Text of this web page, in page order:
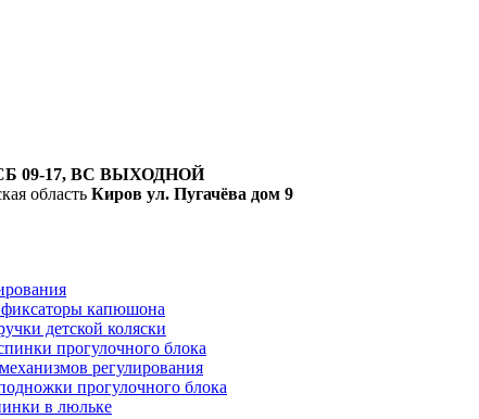
09-17, ВС ВЫХОДНОЙ
область Киров ул. Пугачёва дом 9
фиксаторы капюшона
детской коляски
прогулочного блока
регулирования
прогулочного блока
в люльке